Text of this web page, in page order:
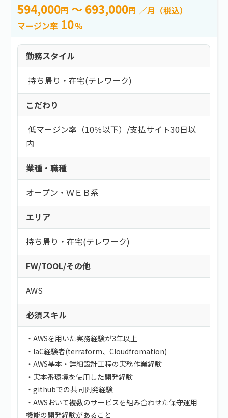
594,000円 ～ 693,000円 ／月（税込）
マージン率 10%
勤務スタイル
持ち帰り・在宅(テレワーク)
こだわり
低マージン率（10％以下） /支払サイト30日以
内
業種・職種
オープン・ＷＥＢ系
エリア
持ち帰り・在宅(テレワーク)
FW/TOOL/その他
AWS
必須スキル
・AWSを用いた実務経験が3年以上
・IaC経験者(terraform、Cloudfromation)
・AWS基本・詳細設計工程の実務作業経験
・実本番環境を使用した開発経験
・githubでの共同開発経験
・AWSおいて複数のサービスを組み合わせた保守運用
機能の開発経験があること